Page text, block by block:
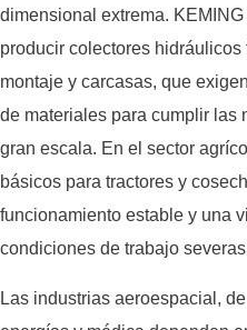
dimensional extrema.
producir colectores
montaje y carcasas, que
de materiales para cumplir las
gran escala. En el sector
básicos para tractores y
funcionamiento estable y una
condiciones de trabajo
Las industrias aeroespacial,